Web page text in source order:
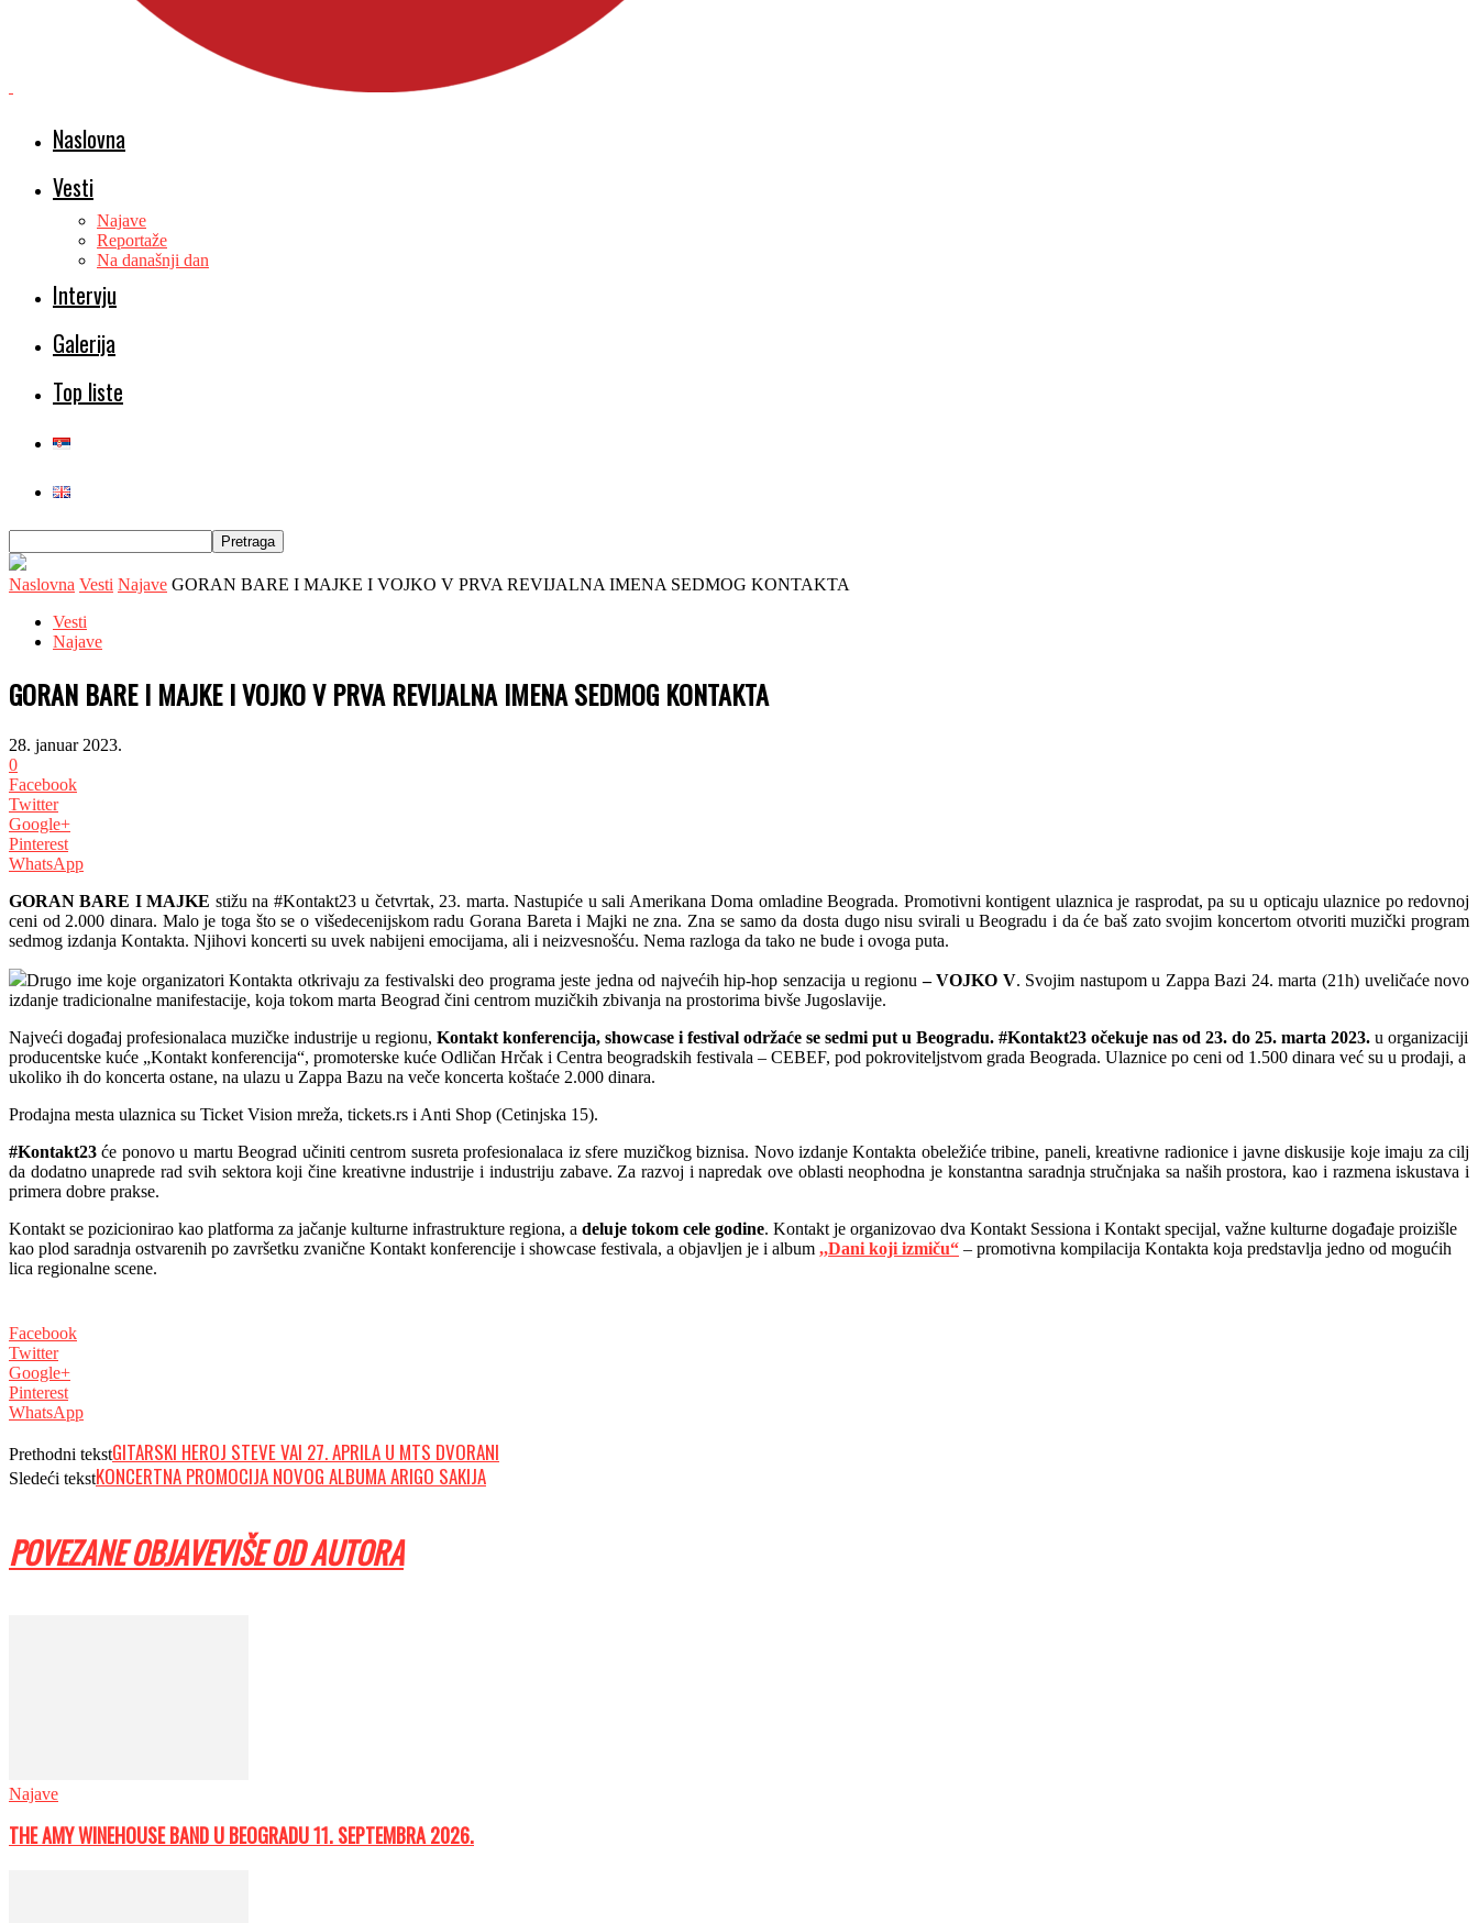
Naslovna
Vesti
Najave
Reportaže
Na današnji dan
Intervju
Galerija
Top liste
Naslovna Vesti Najave GORAN BARE I MAJKE I VOJKO V PRVA REVIJALNA IMENA SEDMOG KONTAKTA
Vesti
Najave
GORAN BARE I MAJKE I VOJKO V PRVA REVIJALNA IMENA SEDMOG KONTAKTA
28. januar 2023.
0
Facebook
Twitter
Google+
Pinterest
WhatsApp
GORAN BARE I MAJKE stižu na #Kontakt23 u četvrtak, 23. marta. Nastupiće u sali Amerikana Doma omladine Beograda. Promotivni kontigent ulaznica je rasprodat, pa su u opticaju ulaznice po redovnoj
ceni od 2.000 dinara. Malo je toga što se o višedecenijskom radu Gorana Bareta i Majki ne zna. Zna se samo da dosta dugo nisu svirali u Beogradu i da će baš zato svojim koncertom otvoriti muzički program
sedmog izdanja Kontakta. Njihovi koncerti su uvek nabijeni emocijama, ali i neizvesnošću. Nema razloga da tako ne bude i ovoga puta.
Drugo ime koje organizatori Kontakta otkrivaju za festivalski deo programa jeste jedna od najvećih hip-hop senzacija u regionu – VOJKO V. Svojim nastupom u Zappa Bazi 24. marta (21h) uveličaće novo
izdanje tradicionalne manifestacije, koja tokom marta Beograd čini centrom muzičkih zbivanja na prostorima bivše Jugoslavije.
Najveći događaj profesionalaca muzičke industrije u regionu, Kontakt konferencija, showcase i festival održaće se sedmi put u Beogradu. #Kontakt23 očekuje nas od 23. do 25. marta 2023. u organizaciji
producentske kuće „Kontakt konferencija“, promoterske kuće Odličan Hrčak i Centra beogradskih festivala – CEBEF, pod pokroviteljstvom grada Beograda. Ulaznice po ceni od 1.500 dinara već su u prodaji, a
ukoliko ih do koncerta ostane, na ulazu u Zappa Bazu na veče koncerta koštaće 2.000 dinara.
Prodajna mesta ulaznica su Ticket Vision mreža, tickets.rs i Anti Shop (Cetinjska 15).
#Kontakt23 će ponovo u martu Beograd učiniti centrom susreta profesionalaca iz sfere muzičkog biznisa. Novo izdanje Kontakta obeležiće tribine, paneli, kreativne radionice i javne diskusije koje imaju za cilj
da dodatno unaprede rad svih sektora koji čine kreativne industrije i industriju zabave. Za razvoj i napredak ove oblasti neophodna je konstantna saradnja stručnjaka sa naših prostora, kao i razmena iskustava i
primera dobre prakse.
Kontakt se pozicionirao kao platforma za jačanje kulturne infrastrukture regiona, a deluje tokom cele godine. Kontakt je organizovao dva Kontakt Sessiona i Kontakt specijal, važne kulturne događaje proizišle
kao plod saradnja ostvarenih po završetku zvanične Kontakt konferencije i showcase festivala, a objavljen je i album ,,Dani koji izmiču“ – promotivna kompilacija Kontakta koja predstavlja jedno od mogućih
lica regionalne scene.
Facebook
Twitter
Google+
Pinterest
WhatsApp
Prethodni tekstGITARSKI HEROJ STEVE VAI 27. APRILA U MTS DVORANI
Sledeći tekstKONCERTNA PROMOCIJA NOVOG ALBUMA ARIGO SAKIJA
POVEZANE OBJAVEVIŠE OD AUTORA
Najave
THE AMY WINEHOUSE BAND U BEOGRADU 11. SEPTEMBRA 2026.